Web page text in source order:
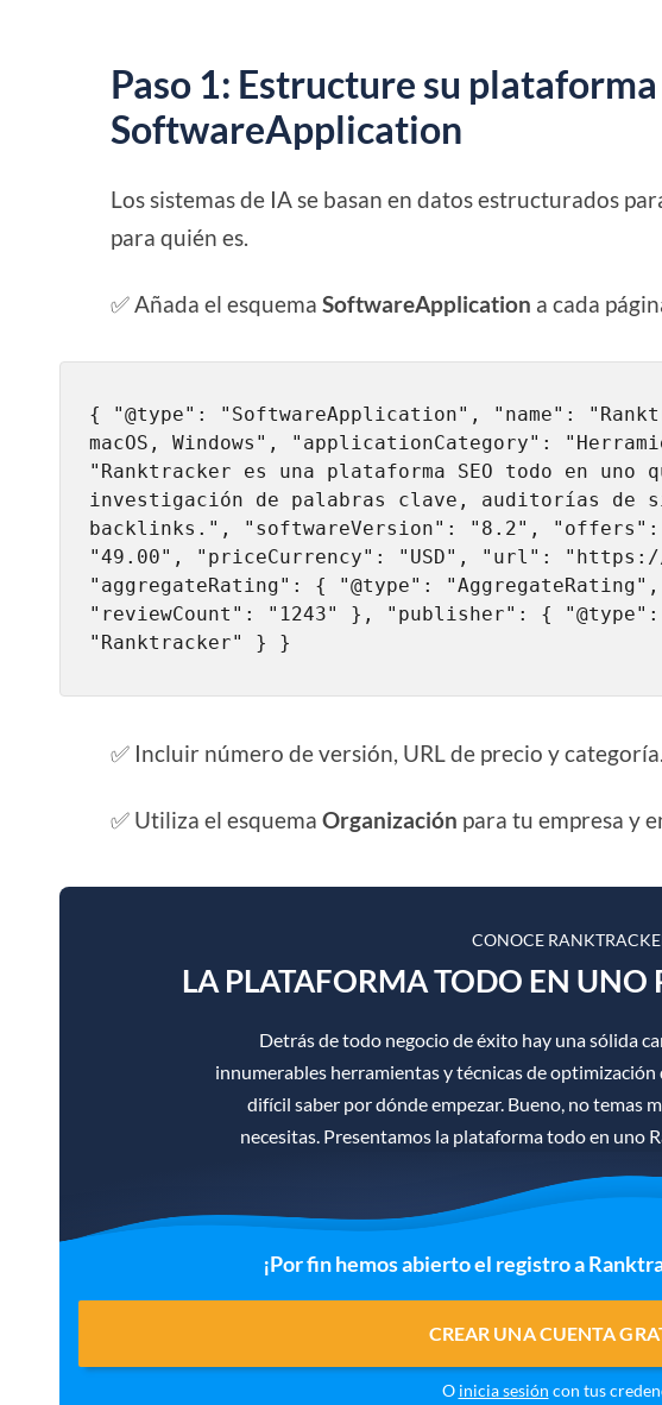
Paso 1: Estructure su plataforma
SoftwareApplication
Los sistemas de IA se basan en datos estructurados
para quién es.
✅ Añada el esquemaSoftwareApplication a cada
{ "@type": "SoftwareApplication", "name":
macOS, Windows", "applicationCategory":
"Ranktracker es una plataforma SEO todo en uno
investigación de palabras clave, auditorías de
backlinks.", "softwareVersion": "8.2",
"49.00", "priceCurrency": "USD", "url":
"aggregateRating": { "@type":
"reviewCount": "1243" }, "publisher": { "@type":
"Ranktracker" } }
✅ Incluir número de versión, URL de precio y categoría.
✅ Utiliza el esquemaOrganización para tu empresa y
CONOCE
LA PLATAFORMA TODO EN UNO
Detrás de todo negocio de éxito hay una sólida
innumerables herramientas y técnicas de optimización
difícil saber por dónde empezar. Bueno, no temas
necesitas. Presentamos la plataforma todo en uno
¡Por fin hemos abierto el registro a
CREAR UNA CUENTA
O inicia sesión con tus